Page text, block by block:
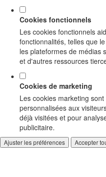
Cookies fonctionnels
Les cookies fonctionnels
fonctionnalités, telles que
les plateformes de médias
et d'autres ressources
Cookies de marketing
Les cookies marketing
personnalisées aux
déjà visitées et pour
publicitaire.
Ajuster les préférences Accepter